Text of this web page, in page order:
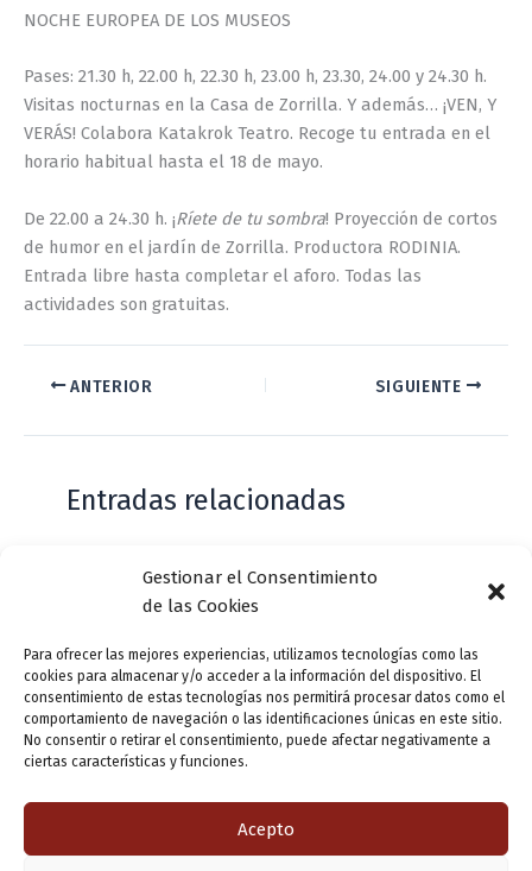
Gestionar el Consentimiento
de las Cookies
Para ofrecer las mejores experiencias, utilizamos tecnologías como las
cookies para almacenar y/o acceder a la información del dispositivo. El
consentimiento de estas tecnologías nos permitirá procesar datos como el
comportamiento de navegación o las identificaciones únicas en este sitio.
No consentir o retirar el consentimiento, puede afectar negativamente a
ciertas características y funciones.
Acepto
NOCHE EUROPEA DE LOS MUSEOS
Pases: 21.30 h, 22.00 h, 22.30 h, 23.00 h, 23.30, 24.00 y 24.30 h.
Visitas nocturnas en la Casa de Zorrilla. Y además… ¡VEN, Y
VERÁS! Colabora Katakrok Teatro. Recoge tu entrada en el
horario habitual hasta el 18 de mayo.
De 22.00 a 24.30 h. ¡Ríete de tu sombra! Proyección de cortos
de humor en el jardín de Zorrilla. Productora RODINIA.
Entrada libre hasta completar el aforo. Todas las
actividades son gratuitas.
ANTERIOR SIGUIENTE
Entradas relacionadas
Casa de Zorrilla conmemorarán el 168
aniversario del estreno de Don Juan
Tenorio
Deja un comentario /Actualidad/ PorVLLensutinta
¿De dónde “lo de Pucela”?
Actualidad / Por